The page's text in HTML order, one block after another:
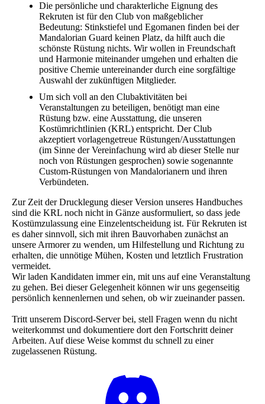
Die persönliche und charakterliche Eignung des
Rekruten ist für den Club von maßgeblicher
Bedeutung: Stinkstiefel und Egomanen finden bei der
Mandalorian Guard keinen Platz, da hilft auch die
schönste Rüstung nichts. Wir wollen in Freundschaft
und Harmonie miteinander umgehen und erhalten die
positive Chemie untereinander durch eine sorgfältige
Auswahl der zukünftigen Mitglieder.
Um sich voll an den Clubaktivitäten bei
Veranstaltungen zu beteiligen, benötigt man eine
Rüstung bzw. eine Ausstattung, die unseren
Kostümrichtlinien (KRL) entspricht. Der Club
akzeptiert vorlagengetreue Rüstungen/Ausstattungen
(im Sinne der Vereinfachung wird ab dieser Stelle nur
noch von Rüstungen gesprochen) sowie sogenannte
Custom-Rüstungen von Mandalorianern und ihren
Verbündeten.
Zur Zeit der Drucklegung dieser Version unseres Handbuches
sind die KRL noch nicht in Gänze ausformuliert, so dass jede
Kostümzulassung eine Einzelentscheidung ist. Für Rekruten ist
es daher sinnvoll, sich mit ihren Bauvorhaben zunächst an
unsere Armorer zu wenden, um Hilfestellung und Richtung zu
erhalten, die unnötige Mühen, Kosten und letztlich Frustration
vermeidet.
Wir laden Kandidaten immer ein, mit uns auf eine Veranstaltung
zu gehen. Bei dieser Gelegenheit können wir uns gegenseitig
persönlich kennenlernen und sehen, ob wir zueinander passen.
Tritt unserem Discord-Server bei, stell Fragen wenn du nicht
weiterkommst und dokumentiere dort den Fortschritt deiner
Arbeiten. Auf diese Weise kommst du schnell zu einer
zugelassenen Rüstung.